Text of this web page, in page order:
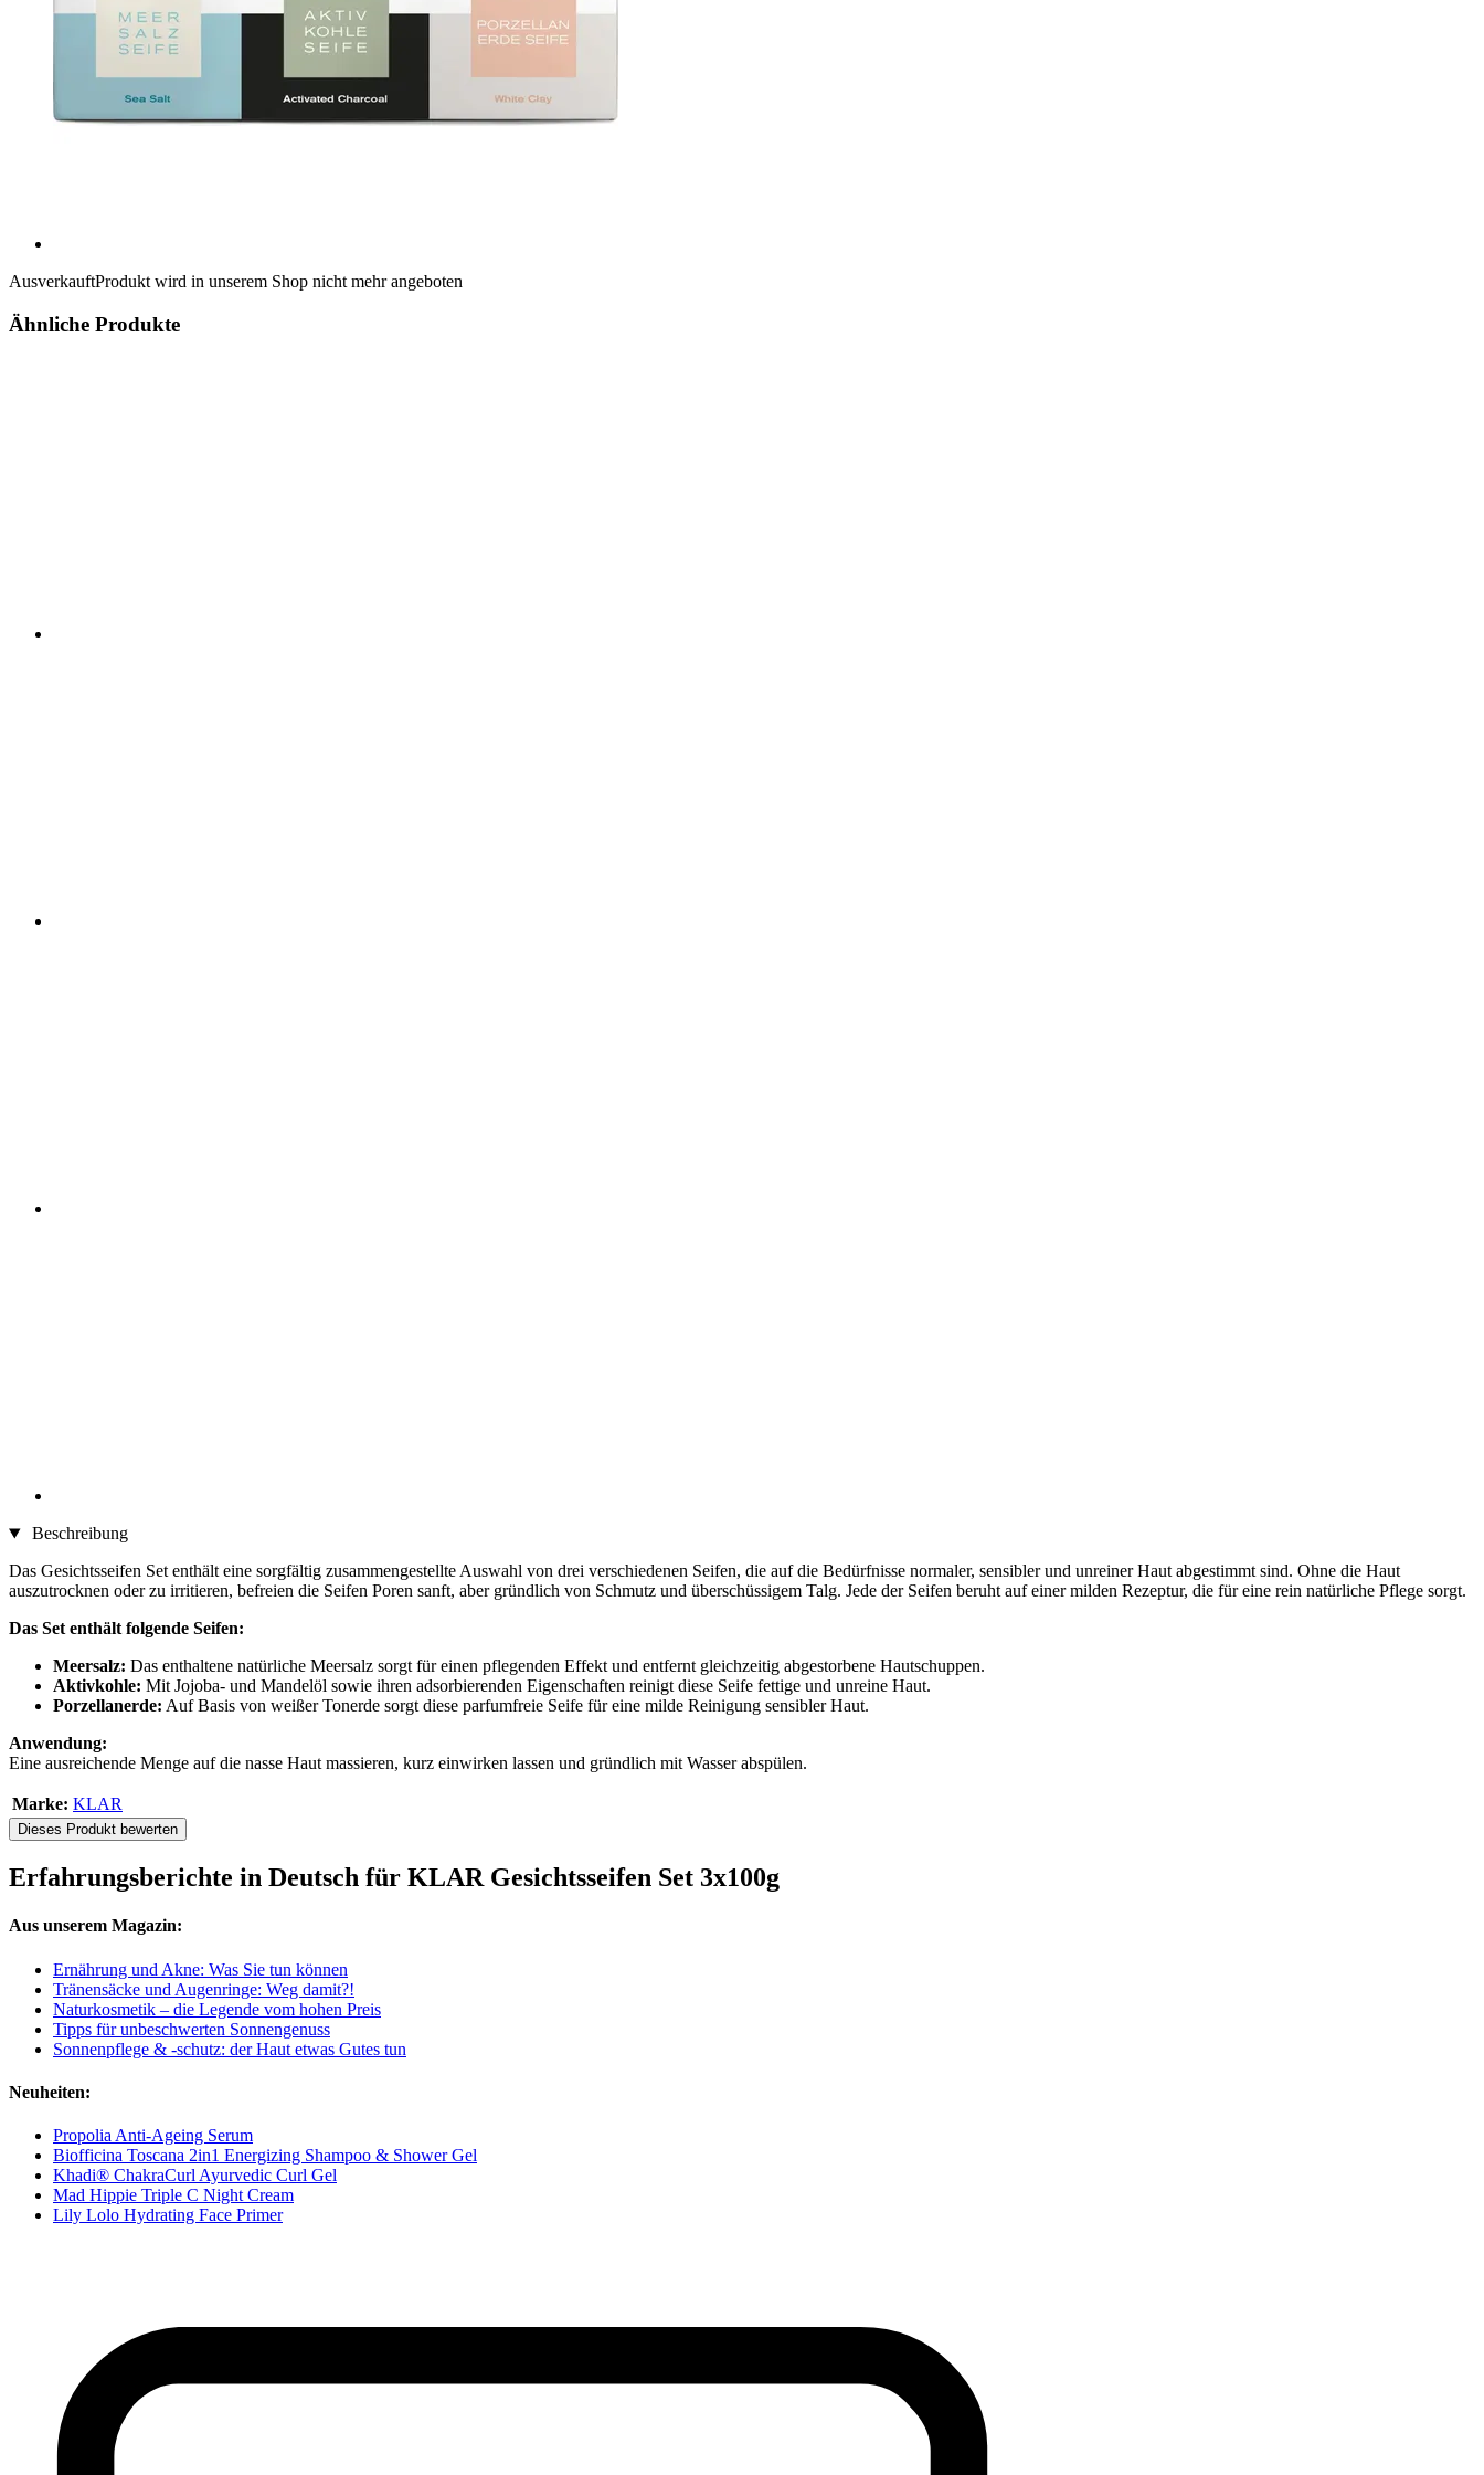
AusverkauftProdukt wird in unserem Shop nicht mehr angeboten
Ähnliche Produkte
Beschreibung
Das Gesichtsseifen Set enthält eine sorgfältig zusammengestellte Auswahl von drei verschiedenen Seifen, die auf die Bedürfnisse normaler, sensibler und unreiner Haut abgestimmt sind. Ohne die Haut
auszutrocknen oder zu irritieren, befreien die Seifen Poren sanft, aber gründlich von Schmutz und überschüssigem Talg. Jede der Seifen beruht auf einer milden Rezeptur, die für eine rein natürliche Pflege sorgt.
Das Set enthält folgende Seifen:
Meersalz: Das enthaltene natürliche Meersalz sorgt für einen pflegenden Effekt und entfernt gleichzeitig abgestorbene Hautschuppen.
Aktivkohle: Mit Jojoba- und Mandelöl sowie ihren adsorbierenden Eigenschaften reinigt diese Seife fettige und unreine Haut.
Porzellanerde: Auf Basis von weißer Tonerde sorgt diese parfumfreie Seife für eine milde Reinigung sensibler Haut.
Anwendung:
Eine ausreichende Menge auf die nasse Haut massieren, kurz einwirken lassen und gründlich mit Wasser abspülen.
Marke: KLAR
Dieses Produkt bewerten
Erfahrungsberichte in Deutsch für KLAR Gesichtsseifen Set 3x100g
Aus unserem Magazin:
Ernährung und Akne: Was Sie tun können
Tränensäcke und Augenringe: Weg damit?!
Naturkosmetik – die Legende vom hohen Preis
Tipps für unbeschwerten Sonnengenuss
Sonnenpflege & -schutz: der Haut etwas Gutes tun
Neuheiten:
Propolia Anti-Ageing Serum
Biofficina Toscana 2in1 Energizing Shampoo & Shower Gel
Khadi® ChakraCurl Ayurvedic Curl Gel
Mad Hippie Triple C Night Cream
Lily Lolo Hydrating Face Primer